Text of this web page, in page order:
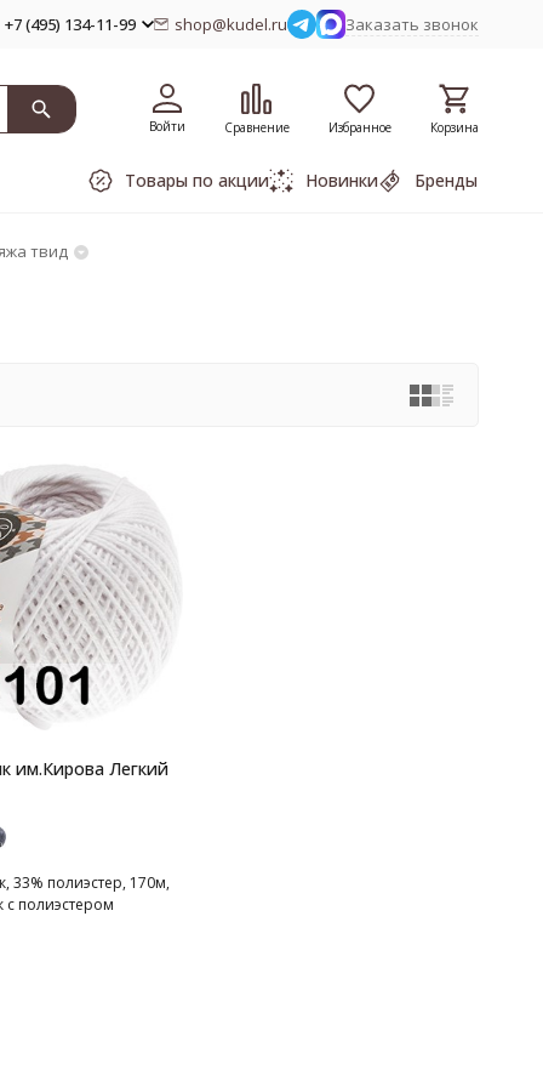
+7 (495) 134-11-99 shop@kudel.ru Заказать звонок
Войти Сравнение Избранное Корзина
Товары по акции Новинки Бренды
твид
им.Кирова Легкий
33% полиэстер, 170м,
с полиэстером